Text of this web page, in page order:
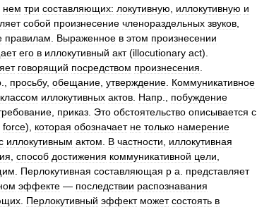
нем три составляющих: локутивную иллокутивную и
собой произнесение членораздельных звуков
правилам Выраженное в этом произнесении
его в иллокутивный акт(illocutionary act).
говорящий посредством произнесения
просьбу, обещание утверждение Коммуникативное
классом иллокутивных актов Напр
побуждение
приказ Это обстоятельство описывается с
force), которая обозначает не только намерение
иллокутивным актом В частности
иллокутивная
способ достижения коммуникативной цели
Перлокутивная составляющая р а
представляет
эффекте — последствии распознавания
Перлокутивный эффект может состоять в